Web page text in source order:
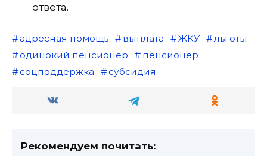
ответа.
адресная помощь выплата ЖКУ
льготы
одинокий пенсионер
пенсионер
соцподдержка
субсидия
Рекомендуем почитать: